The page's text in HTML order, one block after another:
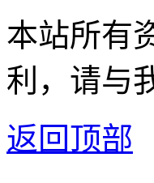
本站所有
利，请与
返回顶部